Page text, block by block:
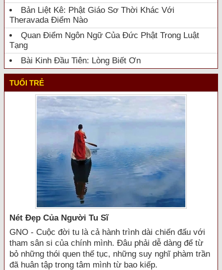
Bản Liệt Kê: Phật Giáo Sơ Thời Khác Với
Theravada Điểm Nào
Quan Điểm Ngôn Ngữ Của Đức Phật Trong Luật
Tạng
Bài Kinh Đầu Tiên: Lòng Biết Ơn
TUỔI TRẺ
Nét Đẹp Của Người Tu Sĩ
GNO - Cuộc đời tu là cả hành trình dài chiến đấu với
tham sân si của chính mình. Đâu phải dễ dàng để từ
bỏ những thói quen thế tục, những suy nghĩ phàm trần
đã huân tập trong tâm mình từ bao kiếp.